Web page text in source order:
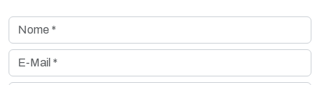
Nome *
E-Mail *